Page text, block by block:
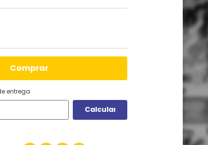
comprar
entrega